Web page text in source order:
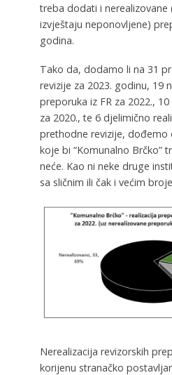
treba dodati i nerealizovane
izvještaju neponovljene)
godina.
Tako da, dodamo li na 31
revizije za 2023. godinu, 19
preporuka iz FR za 2022., 10
za 2020., te 6 djelimično
prethodne revizije, dođemo
koje bi “Komunalno Brčko”
neće. Kao ni neke druge
sa sličnim ili čak i većim
Nerealizacija revizorskih
korijenu stranačko